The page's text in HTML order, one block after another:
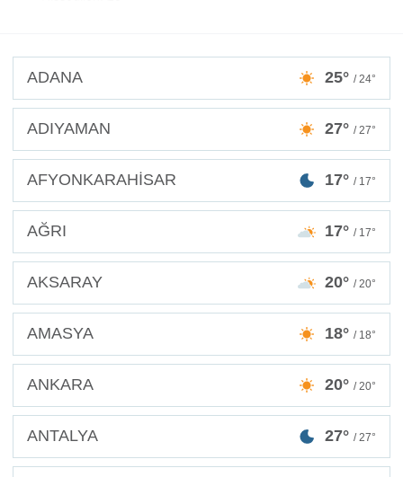
ADANA 25° / 24°
ADIYAMAN 27° / 27°
AFYONKARAHİSAR 17° / 17°
AĞRI 17° / 17°
AKSARAY 20° / 20°
AMASYA 18° / 18°
ANKARA 20° / 20°
ANTALYA 27° / 27°